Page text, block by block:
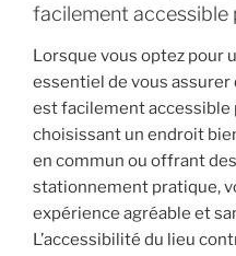
facilement accessible
Lorsque vous optez pour
essentiel de vous assurer
est facilement accessible
choisissant un endroit
en commun ou offrant
stationnement pratique,
expérience agréable et
L’accessibilité du lieu